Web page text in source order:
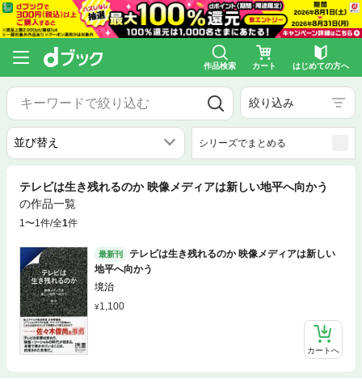
作品検索 カート はじめての方へ
絞り込み
シリーズでまとめる
テレビは生き残れるのか 映像メディアは新しい地平へ向かう
の作品一覧
1〜1件/全1件
最新刊
テレビは生き残れるのか 映像メディアは新しい
地平へ向かう
境治
1,100
カートへ